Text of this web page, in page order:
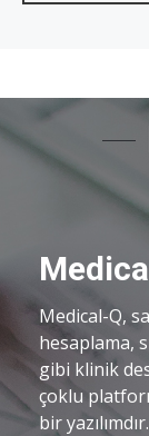
Medical-Q,
hesaplama,
gibi klinik
çoklu
bir